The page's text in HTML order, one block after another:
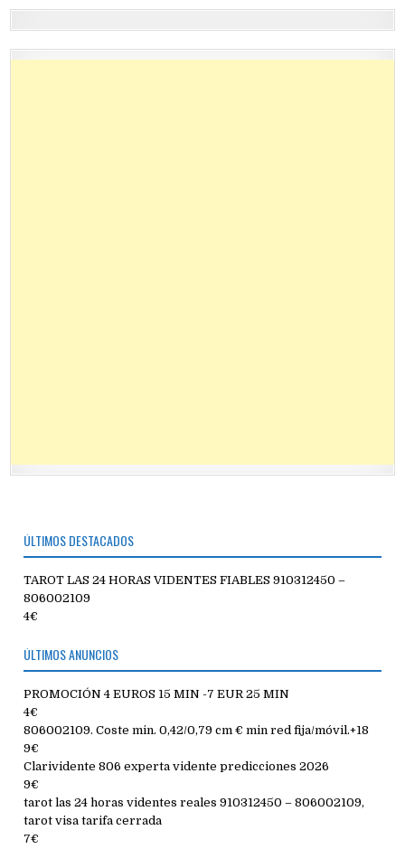
ÚLTIMOS DESTACADOS
TAROT LAS 24 HORAS VIDENTES FIABLES 910312450 –
806002109
4€
ÚLTIMOS ANUNCIOS
PROMOCIÓN 4 EUROS 15 MIN -7 EUR 25 MIN
4€
806002109. Coste min. 0,42/0,79 cm € min red fija/móvil.+18
9€
Clarividente 806 experta vidente predicciones 2026
9€
tarot las 24 horas videntes reales 910312450 – 806002109,
tarot visa tarifa cerrada
7€